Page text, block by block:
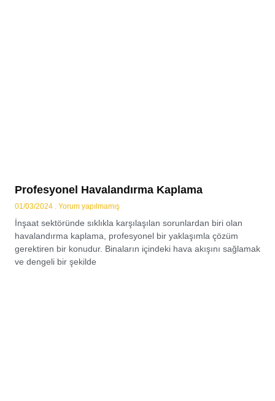
Profesyonel Havalandırma Kaplama
01/03/2024 Yorum yapılmamış
İnşaat sektöründe sıklıkla karşılaşılan sorunlardan biri olan
havalandırma kaplama, profesyonel bir yaklaşımla çözüm
gerektiren bir konudur. Binaların içindeki hava akışını sağlamak
ve dengeli bir şekilde